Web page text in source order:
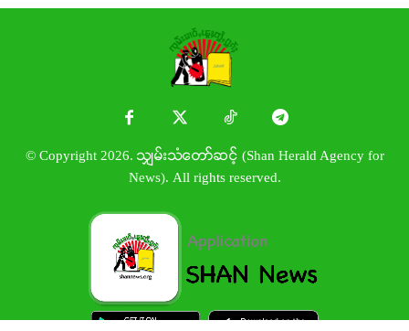
© Copyright 2026. သျှမ်းသံတော်ဆင့် (Shan Herald Agency for
News). All rights reserved.